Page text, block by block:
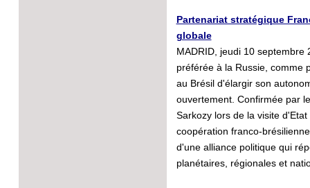
Partenariat stratégique
globale
MADRID, jeudi 10
préférée à la Russie, comme
au Brésil d'élargir son
ouvertement. Confirmée par
Sarkozy lors de la visite
coopération franco-
d'une alliance politique qui
planétaires, régionales et